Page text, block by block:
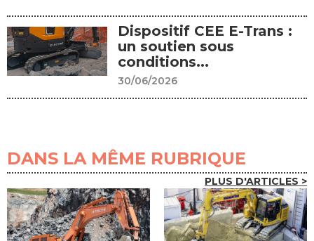
Dispositif CEE E-Trans :
un soutien sous
conditions...
30/06/2026
DANS LA MÊME RUBRIQUE
PLUS D'ARTICLES >